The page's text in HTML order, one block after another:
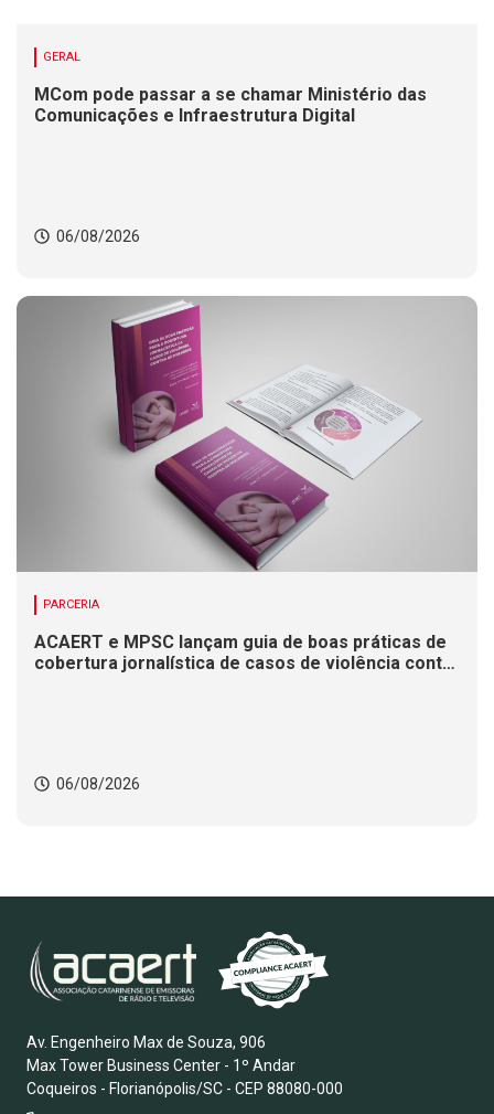
GERAL
MCom pode passar a se chamar Ministério das
Comunicações e Infraestrutura Digital
06/08/2026
PARCERIA
ACAERT e MPSC lançam guia de boas práticas de
cobertura jornalística de casos de violência contra
06/08/2026
Av. Engenheiro Max de Souza, 906
Max Tower Business Center - 1º Andar
Coqueiros - Florianópolis/SC - CEP 88080-000